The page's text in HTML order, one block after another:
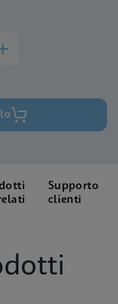
Supporto
clienti